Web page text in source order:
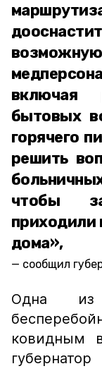
включая
бытовых
горячего
решить
чтобы
приходили
дома»,
сообщил
Одна
ковидным